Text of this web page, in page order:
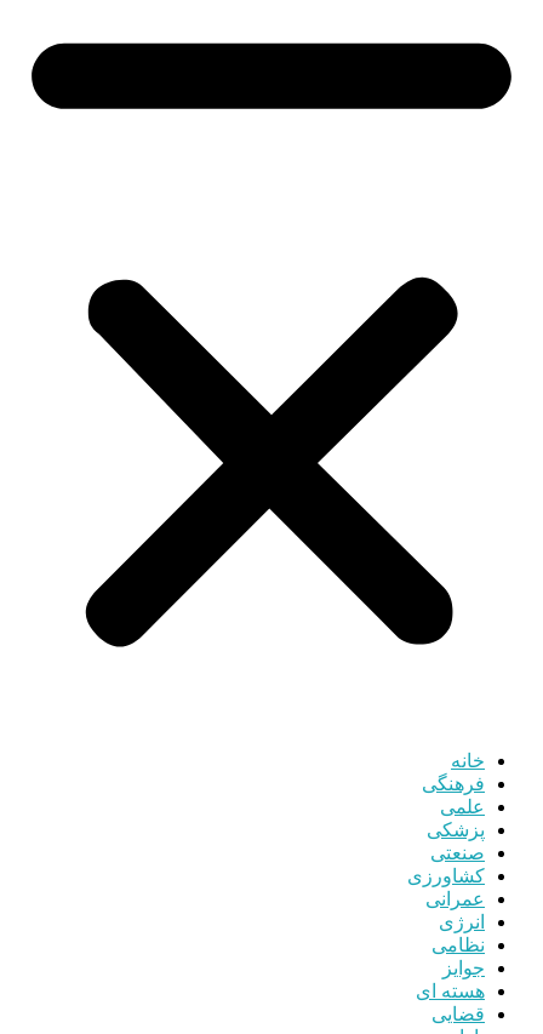
خانه
فرهنگی
علمی
پزشکی
صنعتی
کشاورزی
عمرانی
انرژی
نظامی
جوایز
هسته ای
قضایی